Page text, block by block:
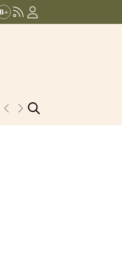
UPCOMINDEX:
PODCAST